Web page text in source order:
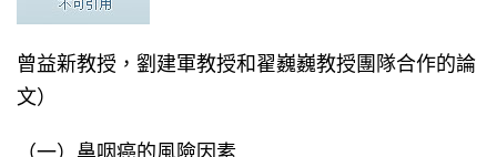
曾益新教授，劉建軍教授和翟巍巍教授團隊合作的論
文）
（一）鼻咽癌的風險因素